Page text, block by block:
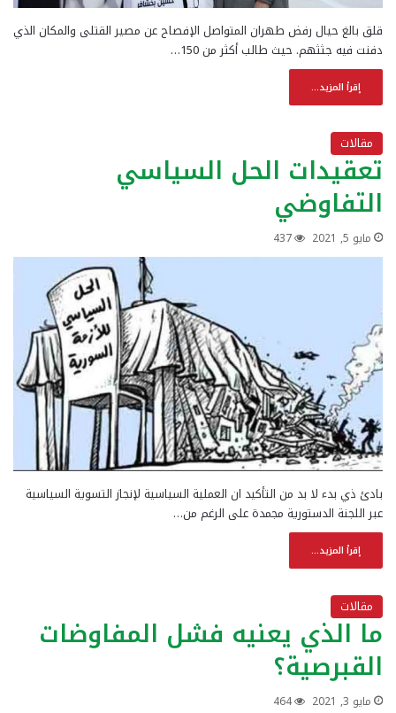
قلق بالغ حيال رفض طهران المتواصل الإفصاح عن مصير القتلى والمكان الذي
دفنت فيه جثثهم. حيث طالب أكثر من 150…
إقرأ المزيد...
مقالات
تعقيدات الحل السياسي
التفاوضي
مايو 5, 2021 437
بادئ ذي بدء لا بد من التأكيد ان العملية السياسية لإنجاز التسوية السياسية
عبر اللجنة الدستورية مجمدة على الرغم من…
إقرأ المزيد...
مقالات
ما الذي يعنيه فشل المفاوضات
القبرصية؟
مايو 3, 2021 464